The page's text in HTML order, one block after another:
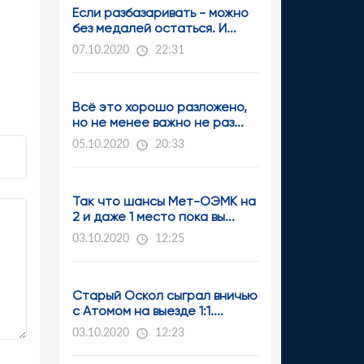
Если разбазаривать - можно
без медалей остаться. И...
07.10.2020 22:31
Всё это хорошо разложено,
но не менее важно не раз...
05.10.2020 20:33
Так что шансы Мет-ОЭМК на
2 и даже 1 место пока вы...
03.10.2020 12:25
Старый Оскол сыграл вничью
с Атомом на выезде 1:1....
03.10.2020 12:23